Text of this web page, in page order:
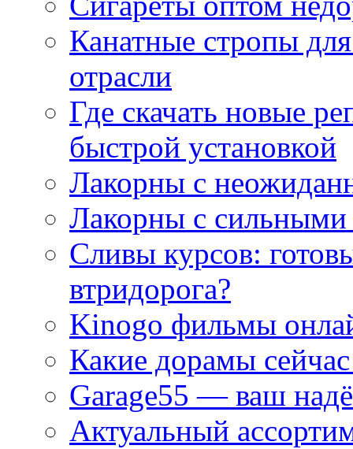
Канатные стропы
отрасли
Где скачать новые
быстрой установкой
Лакорны с
Лакорны с сильными
Сливы курсов:
втридорога?
Kinogo фильмы
Какие дорамы
Garage55 — ваш
Актуальный